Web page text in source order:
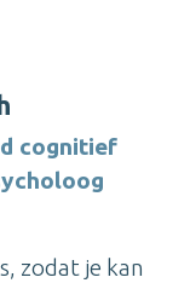
cognitief
zodat je kan